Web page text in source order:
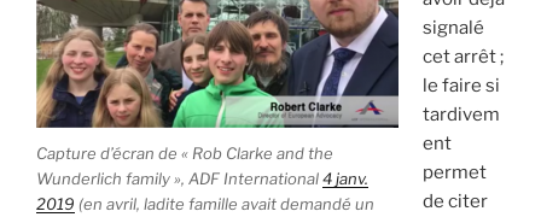
Capture d’écran de « Rob Clarke and the
Wunderlich family », ADF International4 janv.
2019 (en avril, ladite famille avait demandé un
signalé
cet arrêt ;
le faire si
tardivem
ent
permet
de citer